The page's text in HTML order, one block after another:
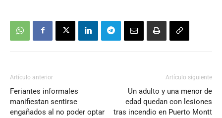
Artículo anterior
Feriantes informales
manifiestan sentirse
engañados al no poder optar
Artículo siguiente
Un adulto y una menor de
edad quedan con lesiones
tras incendio en Puerto Montt